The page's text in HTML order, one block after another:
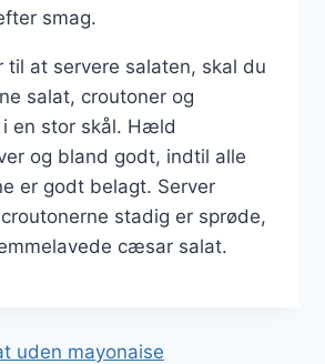
smag.
til at servere salaten, skal du
salat, croutoner og
en stor skål. Hæld
og bland godt, indtil alle
er godt belagt. Server
stadig er sprøde,
cæsar salat.
uden mayonaise